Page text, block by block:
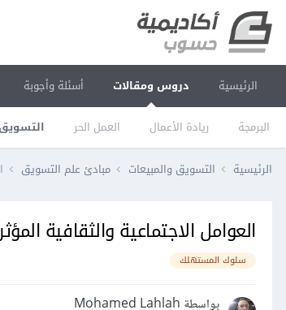
الرئيسية دروس ومقالات
البرمجة ريادة الأعمال العمل الحر
أسئلة وأجوبة
الرئيسية التسويق والمبيعات مبادئ علم التسويق
العوامل الاجتماعية والثقافية
سلوك المستهلك
بواسطة Mohamed Lahlah